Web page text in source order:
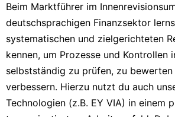
Beim Marktführer im
deutschsprachigen Finanzsektor
systematischen und zielgerichteten
kennen, um Prozesse und Kontrollen
selbstständig zu prüfen, zu bewerten
verbessern. Hierzu nutzt du auch
Technologien (z.B. EY VIA) in einem